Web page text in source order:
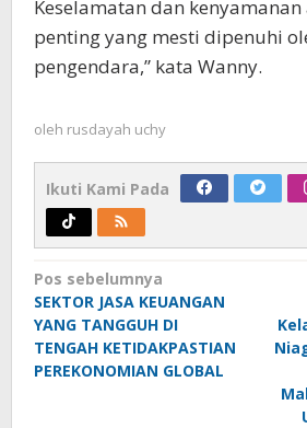
Keselamatan dan
penting yang mesti dipenuhi
pengendara,” kata Wanny.
oleh rusdayah uchy
Ikuti Kami Pada
Navigasi
pos
Pos sebelumnya
SEKTOR JASA KEUANGAN
YANG TANGGUH DI
TENGAH KETIDAKPASTIAN
PEREKONOMIAN GLOBAL